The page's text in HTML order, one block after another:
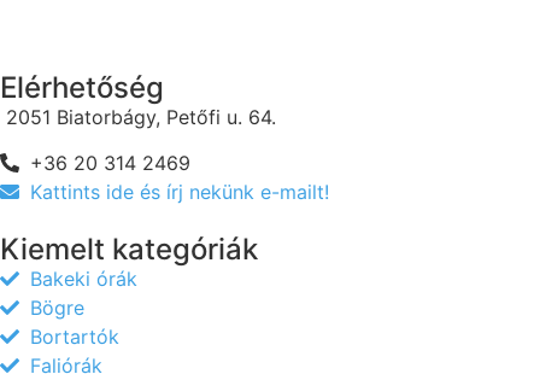
Elérhetőség
2051 Biatorbágy, Petőfi u. 64.
+36 20 314 2469
Kattints ide és írj nekünk e-mailt!
Kiemelt kategóriák
Bakeki órák
Bögre
Bortartók
Faliórák